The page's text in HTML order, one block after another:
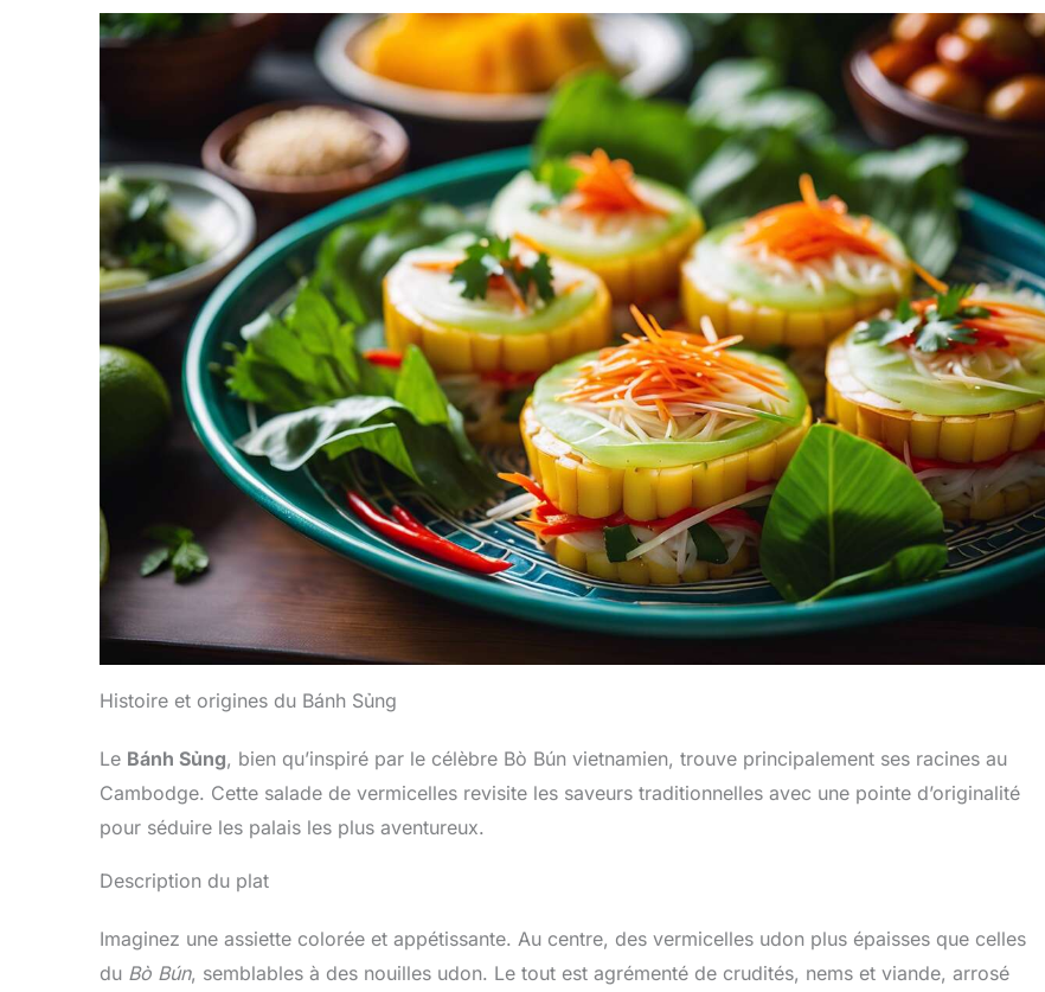
Histoire et origines du Bánh Sủng
Le Bánh Sủng, bien qu’inspiré par le célèbre Bò Bún vietnamien, trouve principalement ses racines au
Cambodge. Cette salade de vermicelles revisite les saveurs traditionnelles avec une pointe d’originalité
pour séduire les palais les plus aventureux.
Description du plat
Imaginez une assiette colorée et appétissante. Au centre, des vermicelles udon plus épaisses que celles
du Bò Bún, semblables à des nouilles udon. Le tout est agrémenté de crudités, nems et viande, arrosé